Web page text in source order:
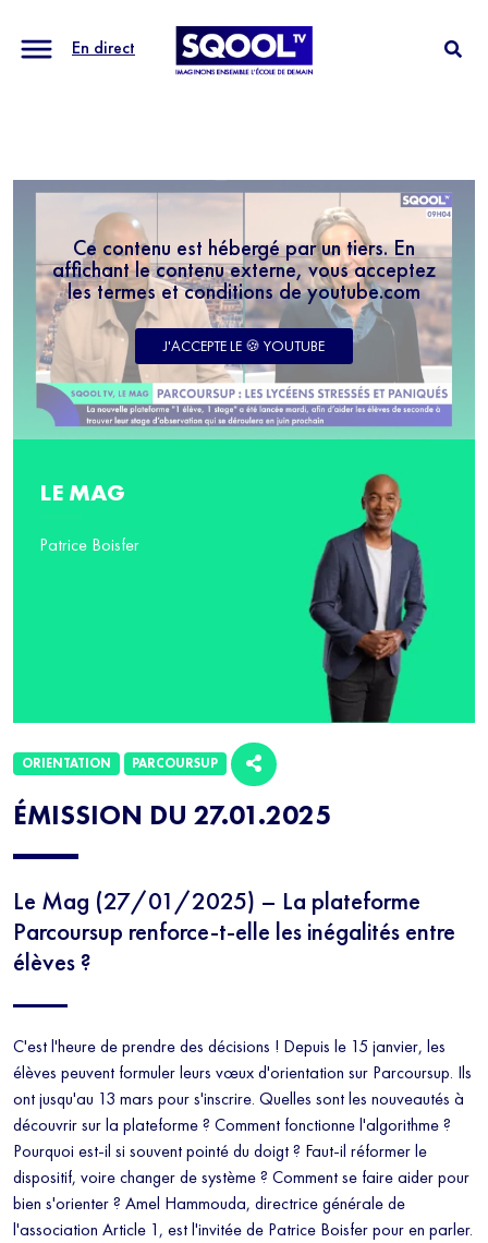
En direct
Ce contenu est hébergé par un tiers. En
affichant le contenu externe, vous acceptez
les termes et conditions de youtube.com
J'ACCEPTE LE 🍪 YOUTUBE
ÉMISSION DU 27.01.2025
Le Mag (27/01/2025) – La plateforme
Parcoursup renforce-t-elle les inégalités entre
élèves ?
C'est l'heure de prendre des décisions ! Depuis le 15 janvier, les
élèves peuvent formuler leurs vœux d'orientation sur Parcoursup. Ils
ont jusqu'au 13 mars pour s'inscrire. Quelles sont les nouveautés à
découvrir sur la plateforme ? Comment fonctionne l'algorithme ?
Pourquoi est-il si souvent pointé du doigt ? Faut-il réformer le
dispositif, voire changer de système ? Comment se faire aider pour
bien s'orienter ? Amel Hammouda, directrice générale de
l'association Article 1, est l'invitée de Patrice Boisfer pour en parler.
ORIENTATION PARCOURSUP
LE MAG
Patrice Boisfer